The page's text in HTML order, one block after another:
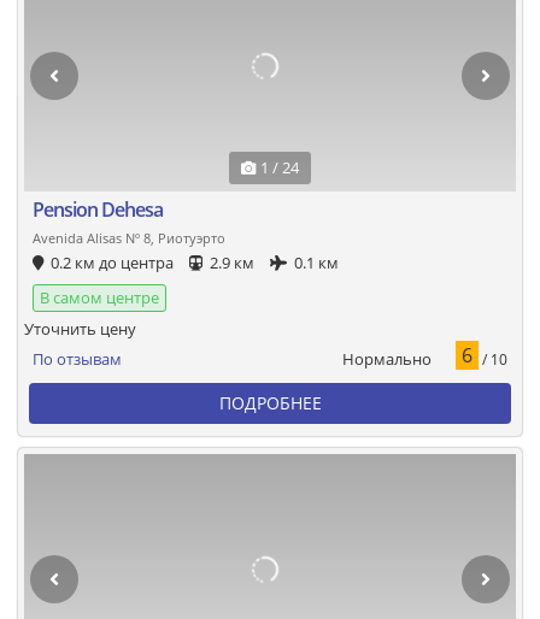
1 / 24
Pension Dehesa
Avenida Alisas Nº 8, Риотуэрто
0.2 км до центра 2.9 км
0.1 км
В самом центре
По отзывам Нормально 6 / 10
Уточнить цену
ПОДРОБНЕЕ